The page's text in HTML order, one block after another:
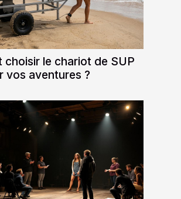
choisir le chariot de SUP
vos aventures ?